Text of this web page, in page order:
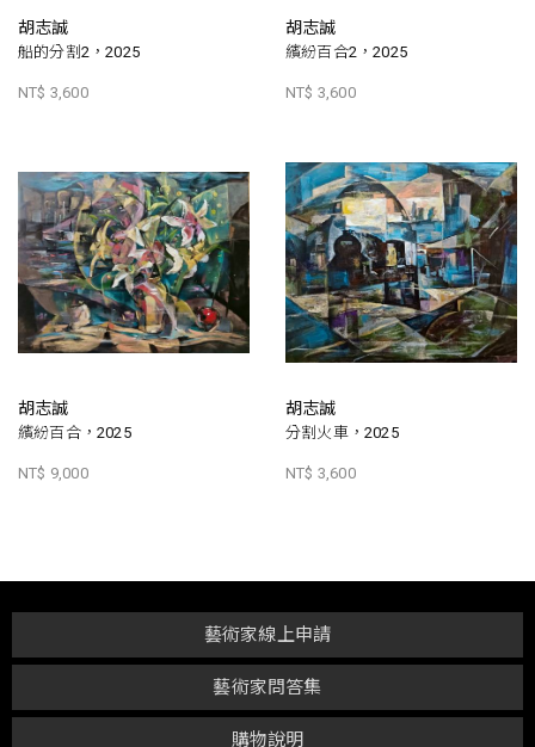
胡志誠
船的分割2，2025
NT$ 3,600
胡志誠
繽紛百合2，2025
NT$ 3,600
胡志誠
繽紛百合，2025
NT$ 9,000
胡志誠
分割火車，2025
NT$ 3,600
購物說明
藝術家問答集
藝術家線上申請